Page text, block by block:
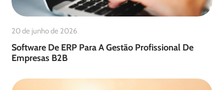
20 de junho de 2026
Software De ERP Para A Gestão Profissional De
Empresas B2B